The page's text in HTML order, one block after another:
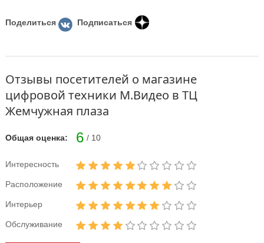
Поделиться Подписаться
Отзывы посетителей о магазине
цифровой техники М.Видео в ТЦ
Жемчужная плаза
Общая оценка: 6 / 10
Интересность
Расположение
Интерьер
Обслуживание